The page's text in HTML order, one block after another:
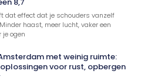
dat effect dat je schouders vanzelf
haast, meer lucht, vaker een
je ogen
met weinig ruimte:
voor rust, opbergen